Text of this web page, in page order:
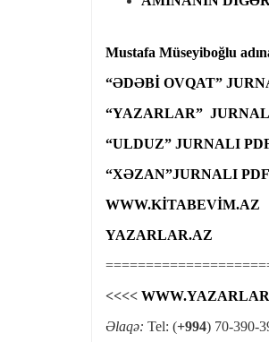
Mustafa Müseyiboğlu
“ƏDƏBİ OVQAT”
“YAZARLAR”
“ULDUZ” JURNALI
“XƏZAN”JURNALI PDF
WWW.KİTABEVİM.AZ
YAZARLAR.AZ
<<<<
Əlaqə: Tel: (+994) 70-390-